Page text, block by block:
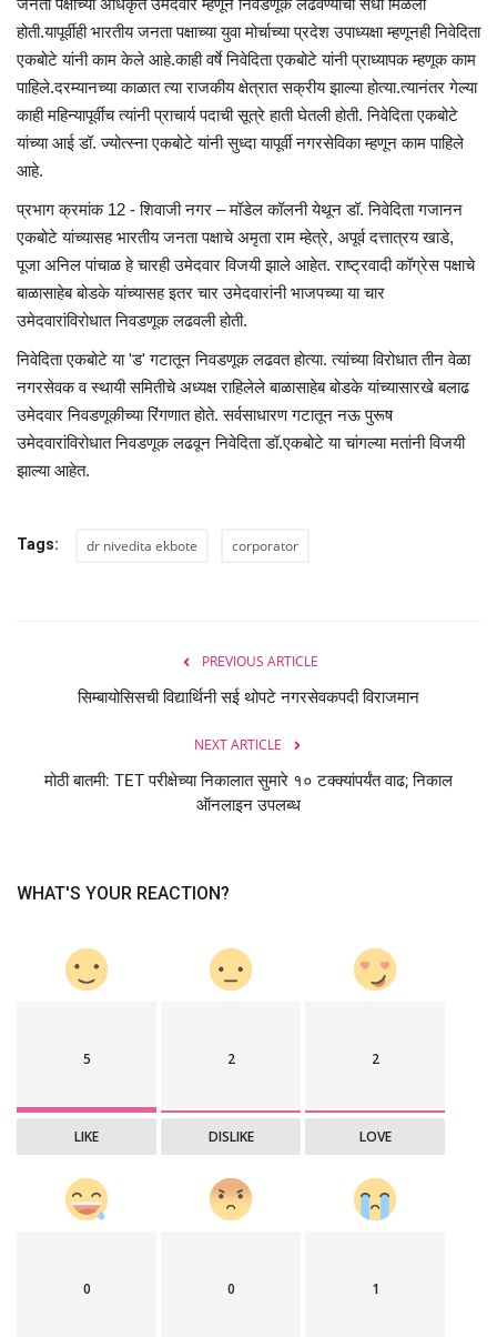
जनता पक्षाच्या अधिकृत उमेदवार म्हणून निवडणूक लढवण्याची संधी मिळली
होती.यापूर्वीही भारतीय जनता पक्षाच्या युवा मोर्चाच्या प्रदेश उपाध्यक्षा म्हणूनही निवेदिता
एकबोटे यांनी काम केले आहे.काही वर्षे निवेदिता एकबोटे यांनी प्राध्यापक म्हणूक काम
पाहिले.दरम्यानच्या काळात त्या राजकीय क्षेत्रात सक्रीय झाल्या होत्या.त्यानंतर गेल्या
काही महिन्यापूर्वीच त्यांनी प्राचार्य पदाची सूत्रे हाती घेतली होती. निवेदिता एकबोटे
यांच्या आई डॉ. ज्योत्स्ना एकबोटे यांनी सुध्दा यापूर्वी नगरसेविका म्हणून काम पाहिले
आहे.
प्रभाग क्रमांक 12 - शिवाजी नगर – मॉडेल कॉलनी येथून डॉ. निवेदिता गजानन
एकबोटे यांच्यासह भारतीय जनता पक्षाचे अमृता राम म्हेत्रे, अपूर्व दत्तात्रय खाडे,
पूजा अनिल पांचाळ हे चारही उमेदवार विजयी झाले आहेत. राष्ट्रवादी कॉग्रेस पक्षाचे
बाळासाहेब बोडके यांच्यासह इतर चार उमेदवारांनी भाजपच्या या चार
उमेदवारांविरोधात निवडणूक लढवली होती.
निवेदिता एकबोटे या 'ड' गटातून निवडणूक लढवत होत्या. त्यांच्या विरोधात तीन वेळा
नगरसेवक व स्थायी समितीचे अध्यक्ष राहिलेले बाळासाहेब बोडके यांच्यासारखे बलाढ
उमेदवार निवडणूकीच्या रिंगणात होते. सर्वसाधारण गटातून नऊ पुरूष
उमेदवारांविरोधात निवडणूक लढवून निवेदिता डॉ.एकबोटे या चांगल्या मतांनी विजयी
झाल्या आहेत.
Tags: dr nivedita ekbote corporator
PREVIOUS ARTICLE
सिम्बायोसिसची विद्यार्थिनी सई थोपटे नगरसेवकपदी विराजमान
NEXT ARTICLE
मोठी बातमी: TET परीक्षेच्या निकालात सुमारे १० टक्क्यांपर्यंत वाढ; निकाल
ऑनलाइन उपलब्ध
WHAT'S YOUR REACTION?
5
LIKE
2
DISLIKE
2
LOVE
0 0 1